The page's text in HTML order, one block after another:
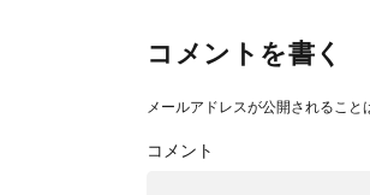
コメントを書く
メールアドレスが公開されること
コメント